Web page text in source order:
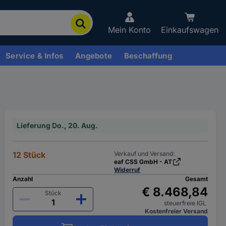
Mein Konto Einkaufswagen
Service & Infos Angebote Beschaffung
Lieferung Do., 20. Aug.
12 Stück
Verkauf und Versand:
eaf CSS GmbH - AT
Widerruf
Anzahl
Stück
Gesamt
€ 8.468,84
steuerfreie IGL
Kostenfreier Versand